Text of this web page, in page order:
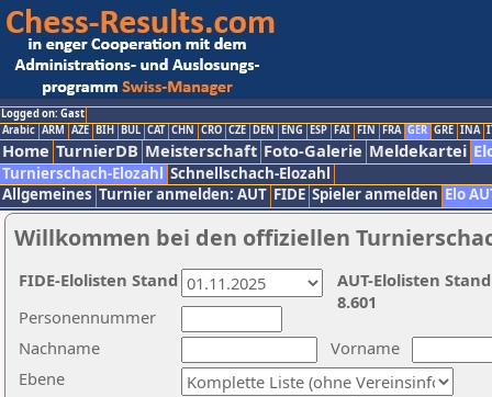
Logged on: Gast
Arabic ARM AZE BIH BUL CAT CHN CRO CZE DEN ENG ESP FAI FIN FRA GER GRE INA
Home TurnierDB Meisterschaft Foto-Galerie Meldekartei
Turnierschach-Elozahl Schnellschach-Elozahl
Allgemeines Turnier anmelden: AUT FIDE Spieler anmelden Elo
Willkommen bei den offiziellen
Nachname
Vorname
Ebene
Personennummer
AUT-Elolisten
8.601
FIDE-Elolisten Stand